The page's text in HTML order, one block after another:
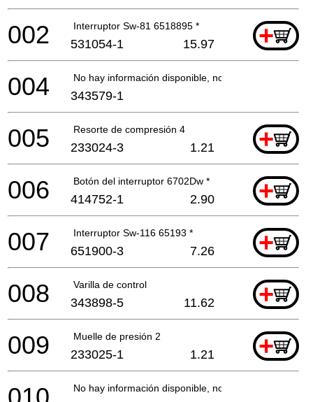
Interruptor Sw-81 6518895 * +
002 531054-1 15.97
No hay información disponible, no se puede pedir
004 343579-1
Resorte de compresión 4 +
005 233024-3 1.21
Botón del interruptor 6702Dw * +
006 414752-1 2.90
Interruptor Sw-116 65193 * +
007 651900-3 7.26
Varilla de control +
008 343898-5 11.62
Muelle de presión 2 +
009 233025-1 1.21
No hay información disponible, no se puede pedir